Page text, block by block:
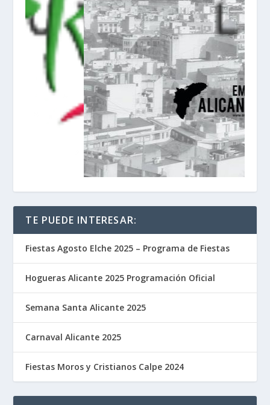
TE PUEDE INTERESAR:
Fiestas Agosto Elche 2025 – Programa de Fiestas
Hogueras Alicante 2025 Programación Oficial
Semana Santa Alicante 2025
Carnaval Alicante 2025
Fiestas Moros y Cristianos Calpe 2024